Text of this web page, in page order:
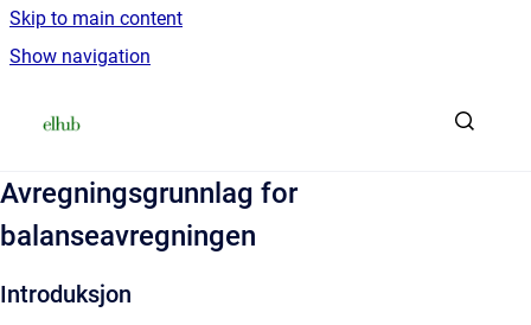
Skip to main content
Show navigation
Avregningsgrunnlag for
balanseavregningen
Introduksjon